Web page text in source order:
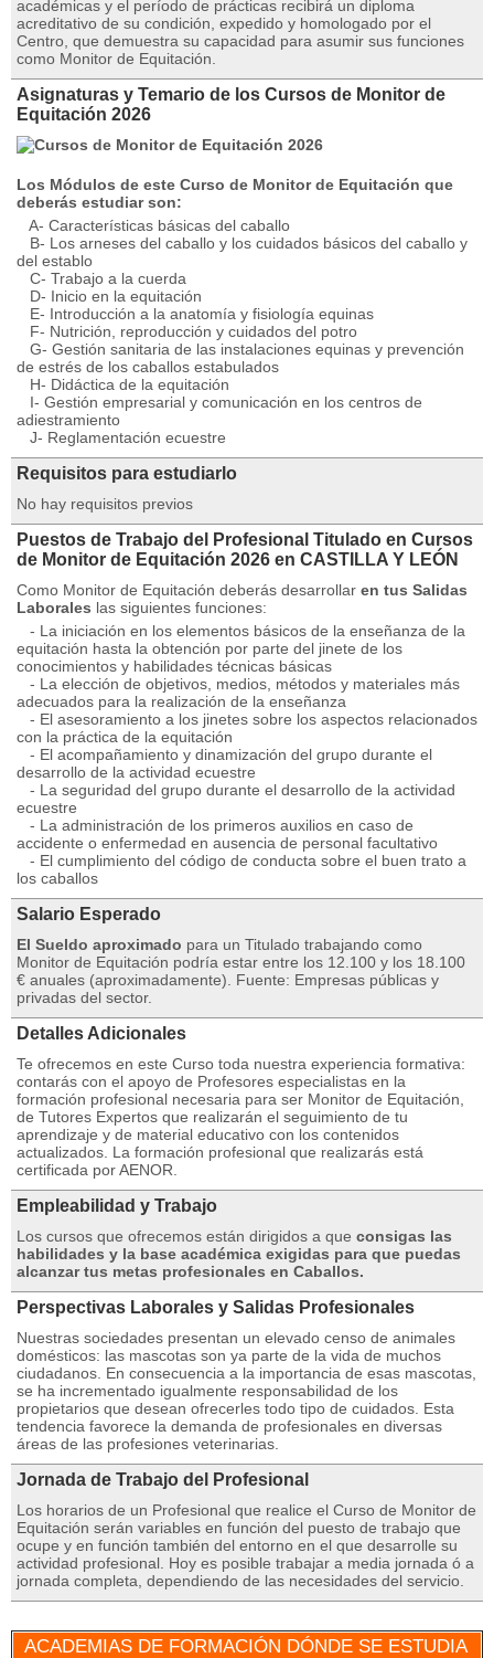
académicas y el período de prácticas recibirá un diploma
acreditativo de su condición, expedido y homologado por el
Centro, que demuestra su capacidad para asumir sus funciones
como Monitor de Equitación.
Asignaturas y Temario de los Cursos de Monitor de
Equitación 2026
Los Módulos de este Curso de Monitor de Equitación que
deberás estudiar son:
A- Características básicas del caballo
B- Los arneses del caballo y los cuidados básicos del caballo y
del establo
C- Trabajo a la cuerda
D- Inicio en la equitación
E- Introducción a la anatomía y fisiología equinas
F- Nutrición, reproducción y cuidados del potro
G- Gestión sanitaria de las instalaciones equinas y prevención
de estrés de los caballos estabulados
H- Didáctica de la equitación
I- Gestión empresarial y comunicación en los centros de
adiestramiento
J- Reglamentación ecuestre
Requisitos para estudiarlo
No hay requisitos previos
Puestos de Trabajo del Profesional Titulado en Cursos
de Monitor de Equitación 2026 en CASTILLA Y LEÓN
Como Monitor de Equitación deberás desarrollar en tus Salidas
Laborales las siguientes funciones:
- La iniciación en los elementos básicos de la enseñanza de la
equitación hasta la obtención por parte del jinete de los
conocimientos y habilidades técnicas básicas
- La elección de objetivos, medios, métodos y materiales más
adecuados para la realización de la enseñanza
- El asesoramiento a los jinetes sobre los aspectos relacionados
con la práctica de la equitación
- El acompañamiento y dinamización del grupo durante el
desarrollo de la actividad ecuestre
- La seguridad del grupo durante el desarrollo de la actividad
ecuestre
- La administración de los primeros auxilios en caso de
accidente o enfermedad en ausencia de personal facultativo
- El cumplimiento del código de conducta sobre el buen trato a
los caballos
Salario Esperado
El Sueldo aproximado para un Titulado trabajando como
Monitor de Equitación podría estar entre los 12.100 y los 18.100
€ anuales (aproximadamente). Fuente: Empresas públicas y
privadas del sector.
Detalles Adicionales
Te ofrecemos en este Curso toda nuestra experiencia formativa:
contarás con el apoyo de Profesores especialistas en la
formación profesional necesaria para ser Monitor de Equitación,
de Tutores Expertos que realizarán el seguimiento de tu
aprendizaje y de material educativo con los contenidos
actualizados. La formación profesional que realizarás está
certificada por AENOR.
Empleabilidad y Trabajo
Los cursos que ofrecemos están dirigidos a que consigas las
habilidades y la base académica exigidas para que puedas
alcanzar tus metas profesionales en Caballos.
Perspectivas Laborales y Salidas Profesionales
Nuestras sociedades presentan un elevado censo de animales
domésticos: las mascotas son ya parte de la vida de muchos
ciudadanos. En consecuencia a la importancia de esas mascotas,
se ha incrementado igualmente responsabilidad de los
propietarios que desean ofrecerles todo tipo de cuidados. Esta
tendencia favorece la demanda de profesionales en diversas
áreas de las profesiones veterinarias.
Jornada de Trabajo del Profesional
Los horarios de un Profesional que realice el Curso de Monitor de
Equitación serán variables en función del puesto de trabajo que
ocupe y en función también del entorno en el que desarrolle su
actividad profesional. Hoy es posible trabajar a media jornada ó a
jornada completa, dependiendo de las necesidades del servicio.
ACADEMIAS DE FORMACIÓN DÓNDE SE ESTUDIA